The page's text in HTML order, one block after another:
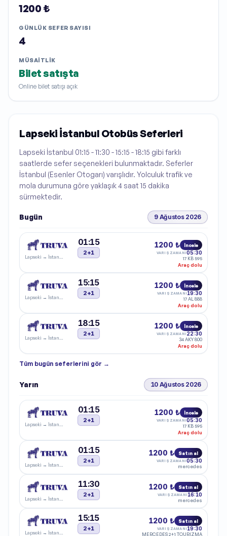
1200 ₺
GÜNLÜK SEFER SAYISI
4
MÜSAITLIK
Bilet satışta
Online bilet satışı açık
Lapseki İstanbul Otobüs Seferleri
Lapseki İstanbul 01:15 - 11:30 - 15:15 - 18:15 gibi farklı
saatlerde sefer seçenekleri bulunmaktadır. Seferler
İstanbul (Esenler Otogarı) varışlıdır. Yolculuk trafik ve
mola durumuna göre yaklaşık 4 saat 15 dakika
sürmektedir.
Bugün 9 Ağustos 2026
Lapseki → İstanbul
01:15
2+1
1200 ₺ İncele
VARIŞ ZAMANI05:30
17 KB 595
Araç dolu
Lapseki → İstanbul
15:15
2+1
1200 ₺ İncele
VARIŞ ZAMANI 19:30
17 AL 888
Araç dolu
Lapseki → İstanbul
18:15
2+1
1200 ₺ İncele
VARIŞ ZAMANI 22:30
34 AKY 800
Araç dolu
Tüm bugün seferlerini gör →
Yarın 10 Ağustos 2026
Lapseki → İstanbul
01:15
2+1
1200 ₺ İncele
VARIŞ ZAMANI05:30
17 KB 595
Araç dolu
Lapseki → İstanbul
01:15
2+1
1200 ₺ Satın al
VARIŞ ZAMANI05:30
mercedes
Lapseki → İstanbul
11:30
2+1
1200 ₺ Satın al
VARIŞ ZAMANI 16:10
mercedes
Lapseki → İstanbul
15:15
2+1
1200 ₺ Satın al
VARIŞ ZAMANI 19:30
MERCEDES 2+1 TOURIZMA